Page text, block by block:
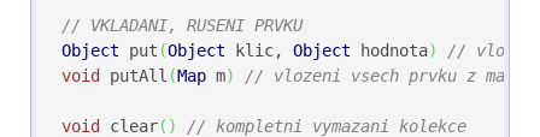
// VKLADANI, RUSENI PRVKU
Object put (Object klic, Object hodnota)
// vlozeni
void
putAll (Map m) // vlozeni vsech prvku z mapy
void clear( )
// kompletni vymazani kolekce